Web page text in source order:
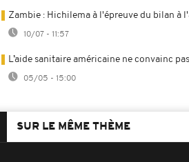
Zambie : Hichilema à l'épreuve du bilan à
10/07 - 11:57
L’aide sanitaire américaine ne convainc
05/05 - 15:00
SUR LE MÊME THÈME